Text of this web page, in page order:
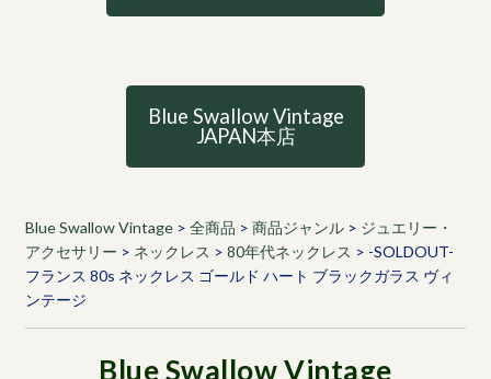
Blue Swallow Vintage
JAPAN本店
Blue Swallow Vintage> 全商品 > 商品ジャンル> ジュエリー・
アクセサリー > ネックレス > 80年代ネックレス > -SOLDOUT-
フランス 80s ネックレス ゴールド ハート ブラックガラス ヴィ
ンテージ